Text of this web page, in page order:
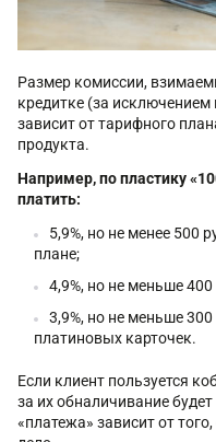
Размер комиссии,
кредитке (за исключением
зависит от тарифного
продукта.
Например, по пластику
платить:
5,9%, но не менее 500
плане;
4,9%, но не меньше
3,9%, но не меньше
платиновых карточек.
Если клиент пользуется
за их обналичивание
«платежа» зависит от